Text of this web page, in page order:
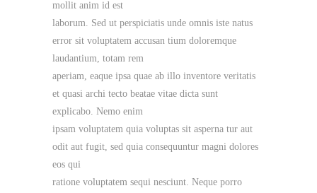
mollit anim id est
laborum. Sed ut perspiciatis unde omnis iste natus
error sit voluptatem accusan tium doloremque
laudantium, totam rem
aperiam, eaque ipsa quae ab illo inventore veritatis
et quasi archi tecto beatae vitae dicta sunt
explicabo. Nemo enim
ipsam voluptatem quia voluptas sit asperna tur aut
odit aut fugit, sed quia consequuntur magni dolores
eos qui
ratione voluptatem sequi nesciunt. Neque porro